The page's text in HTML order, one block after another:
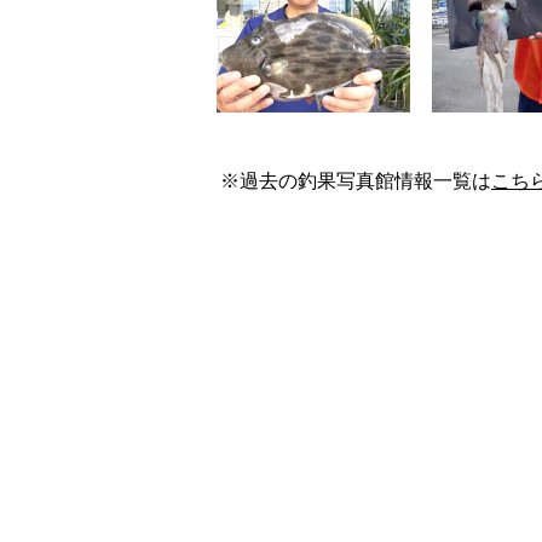
※過去の釣果写真館情報一覧はこち